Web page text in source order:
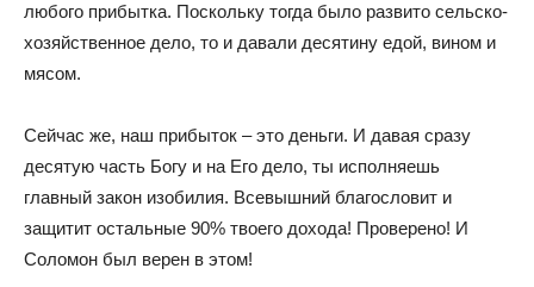
любого прибытка. Поскольку тогда было развито сельско-
хозяйственное дело, то и давали десятину едой, вином и
мясом.
Сейчас же, наш прибыток – это деньги. И давая сразу
десятую часть Богу и на Его дело, ты исполняешь
главный закон изобилия. Всевышний благословит и
защитит остальные 90% твоего дохода! Проверено! И
Соломон был верен в этом!